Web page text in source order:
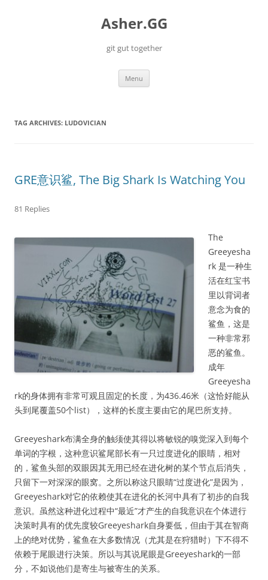
Asher.GG
git gut together
Menu
TAG ARCHIVES: LUDOVICIAN
GRE意识鲨, The Big Shark Is Watching You
81 Replies
The
Greeyesha
rk 是一种生
活在红宝书
里以背词者
意念为食的
鲨鱼，这是
一种非常邪
恶的鲨鱼。
成年
Greeyesha
rk的身体拥有非常可观且固定的长度，为436.46米（这恰好能从
头到尾覆盖50个list），这样的长度主要由它的尾巴所支持。
Greeyeshark布满全身的触须使其得以将敏锐的嗅觉深入到每个
单词的字根，这种意识鲨尾部长有一只过度进化的眼睛，相对
的，鲨鱼头部的双眼因其无用已经在进化树的某个节点后消失，
只留下一对深深的眼窝。之所以称这只眼睛“过度进化”是因为，
Greeyeshark对它的依赖使其在进化的长河中具有了初步的自我
意识。虽然这种进化过程中“最近”才产生的自我意识在个体进行
决策时具有的优先度较Greeyeshark自身要低，但由于其在智商
上的绝对优势，鲨鱼在大多数情况（尤其是在狩猎时）下不得不
依赖于尾眼进行决策。所以与其说尾眼是Greeyeshark的一部
分，不如说他们是寄生与被寄生的关系。